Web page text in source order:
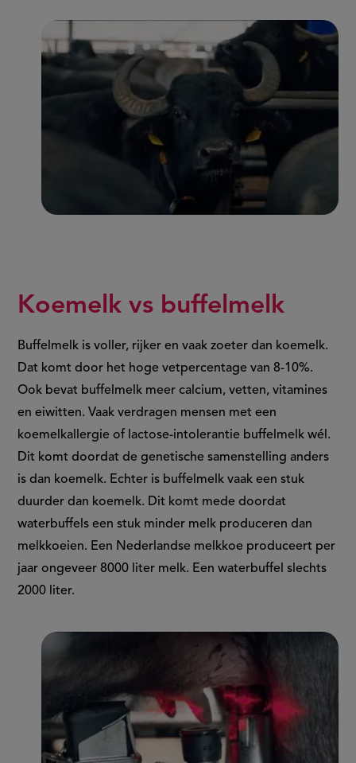
Koemelk vs buffelmelk
Buffelmelk is voller, rijker en vaak zoeter dan koemelk.
Dat komt door het hoge vetpercentage van 8-10%.
Ook bevat buffelmelk meer calcium, vetten, vitamines
en eiwitten. Vaak verdragen mensen met een
koemelkallergie of lactose-intolerantie buffelmelk wél.
Dit komt doordat de genetische samenstelling anders
is dan koemelk. Echter is buffelmelk vaak een stuk
duurder dan koemelk. Dit komt mede doordat
waterbuffels een stuk minder melk produceren dan
melkkoeien. Een Nederlandse melkkoe produceert per
jaar ongeveer 8000 liter melk. Een waterbuffel slechts
2000 liter.